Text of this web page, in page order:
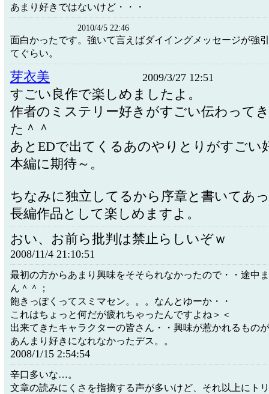
あまり好きではないけど・・・
2010/4/5 22:46
面白かったです。強いて言えばダイイングメッセージが強
てぐらい。
芽衣美 2009/3/27 12:51
すごい良作で楽しめましたよ。
作者のミステリー好きがすごい伝わって
た＾＾
あとEDで出てくるあのやりとりがすごい
本編に期待～。
ちなみに独立してるから序章と書いてあ
長編作品として楽しめますよ。
おい、お前ら批判は禁止らしいぞｗ
2008/11/4 21:10:51
最初の方からあまり興味をそそられなかったので・・途中
ん＾＾；
飽きっぽくってスミマセン。。。なんとゆーか・・
これはちょっと何だが疲れちゃったんですよね＞＜
出来てきたキャラクターの皆さん・・興味が惹かれるもの
あんまり好きになれなかったデス。。
2008/1/15 2:54:54
辛口多いな…。
文章の読みにくさを指摘する声が多いけど、それ以上にト